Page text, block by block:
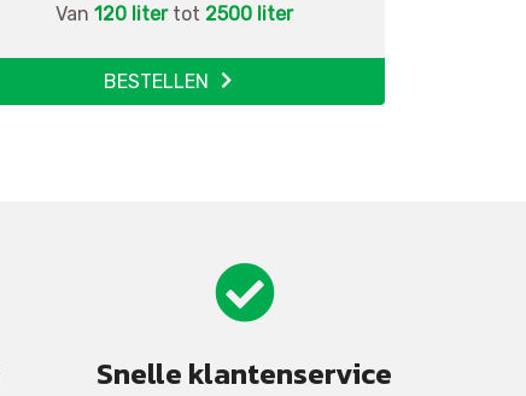
Van 120 liter tot 2500 liter
BESTELLEN
Snelle klantenservice